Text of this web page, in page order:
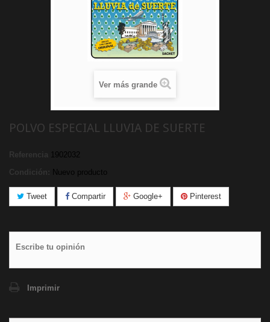
Ver más grande
POLVO ESPECIAL LLUVIA DE SUERTE
Referencia 1902032
Condición: Nuevo producto
Tweet Compartir Google+ Pinterest
Escribe tu opinión
Imprimir